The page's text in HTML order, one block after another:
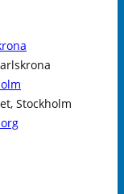
Stockholm